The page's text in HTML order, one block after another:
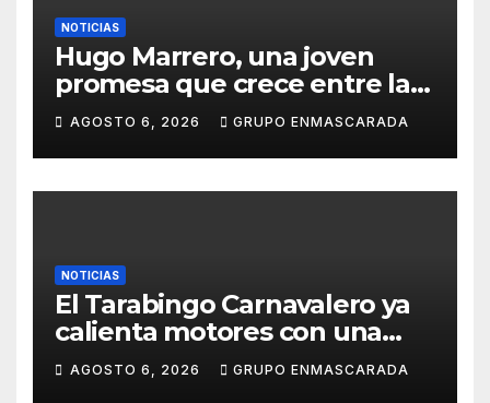
NOTICIAS
Hugo Marrero, una joven
promesa que crece entre la
música y la pasión por el
Carnaval
AGOSTO 6, 2026 GRUPO ENMASCARADA
NOTICIAS
El Tarabingo Carnavalero ya
calienta motores con una
nueva edición cargada de
sorpresas
AGOSTO 6, 2026 GRUPO ENMASCARADA